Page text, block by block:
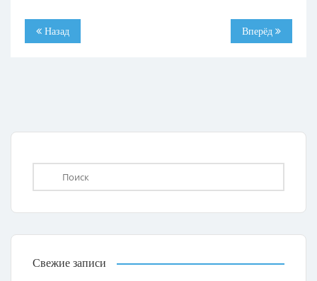
Назад Вперёд
Свежие записи